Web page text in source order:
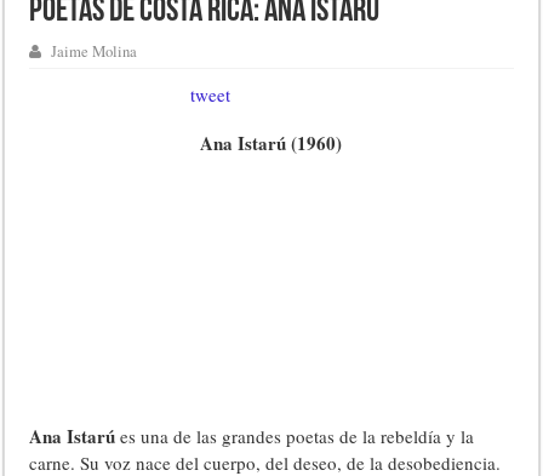
Poetas de Costa Rica: Ana Istarú
Jaime Molina
tweet
Ana Istarú (1960)
Ana Istarú es una de las grandes poetas de la rebeldía y la
carne. Su voz nace del cuerpo, del deseo, de la desobediencia.